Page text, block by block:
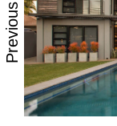
Χωρίς ρητίνη
Αποκτά ένα
αφεθεί χωρίς
Η διατήρηση
επεξεργασία
υπεριώδη
Previous